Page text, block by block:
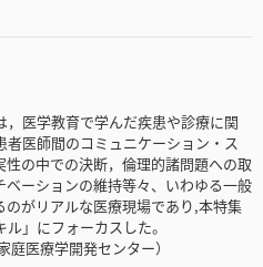
医学教育で学んだ疾患や診療に関
医師間のコミュニケーション・ス
の中での決断，倫理的諸問題への取
ーションの維持等々、いわゆる一般
がリアルな医療現場であり,本特集
」にフォーカスした。
医療学開発センター）